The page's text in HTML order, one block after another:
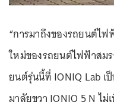
“การมาถึงของรถยนต์ไ
ใหม่ของรถยนต์ไฟฟ้าสม
ยนต์รุ่นนี้ที่ IONIQ Lab เ
มาลัยขวา IONIQ 5 N ไ